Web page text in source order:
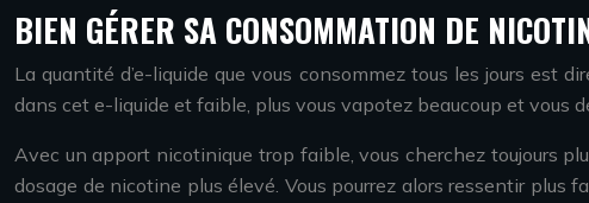
BIEN GÉRER SA CONSOMMATION DE
La quantité d’e-liquide que vous consommez tous les jours est
dans cet e-liquide et faible, plus vous vapotez beaucoup et vous
Avec un apport nicotinique trop faible, vous cherchez toujours
dosage de nicotine plus élevé. Vous pourrez alors ressentir plus